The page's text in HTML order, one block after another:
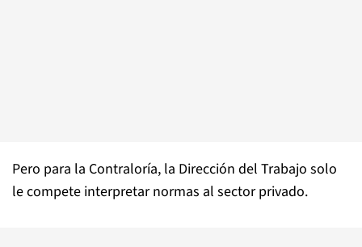
Pero para la Contraloría, la Dirección del Trabajo solo
le compete interpretar normas al sector privado.